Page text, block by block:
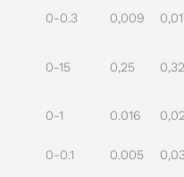
0-0.3 0,009
0-15 0,25 0,32
0-1 0.016
0-0.1 0.005